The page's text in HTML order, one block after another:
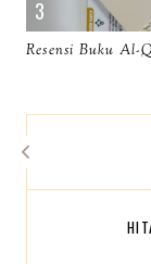
Resensi Buku